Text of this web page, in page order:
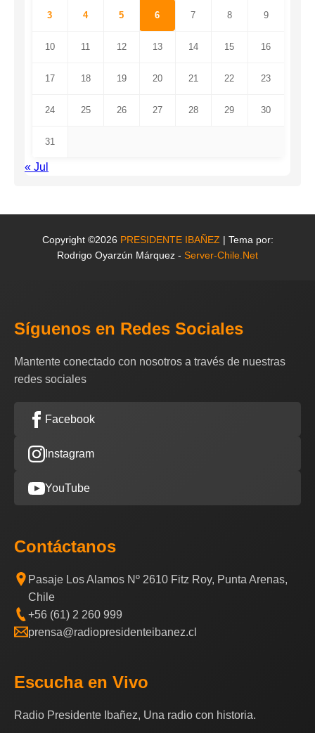
3 4 5 6 7 8 9
10 11 12 13 14 15 16
17 18 19 20 21 22 23
24 25 26 27 28 29 30
31
« Jul
Copyright ©2026 PRESIDENTE IBAÑEZ | Tema por:
Rodrigo Oyarzún Márquez - Server-Chile.Net
Síguenos en Redes Sociales
Mantente conectado con nosotros a través de nuestras
redes sociales
Facebook
Instagram
YouTube
Contáctanos
Pasaje Los Alamos Nº 2610 Fitz Roy, Punta Arenas,
Chile
+56 (61) 2 260 999
prensa@radiopresidenteibanez.cl
Escucha en Vivo
Radio Presidente Ibañez, Una radio con historia.